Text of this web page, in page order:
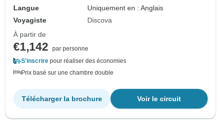
Langue
Uniquement en : Anglais
Voyagiste
Discova
À partir de
€1,142
par personne
S'inscrire pour réaliser des économies
Prix basé sur une chambre double
Voir le circuit
Télécharger la brochure